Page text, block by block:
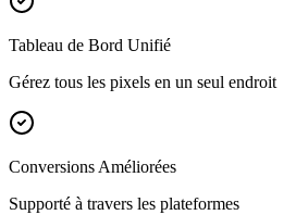
Tableau de Bord Unifié
Gérez tous les pixels en un seul endroit
Conversions Améliorées
Supporté à travers les plateformes